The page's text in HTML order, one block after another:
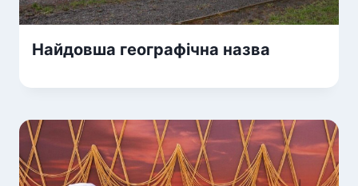
Найдовша географічна назва